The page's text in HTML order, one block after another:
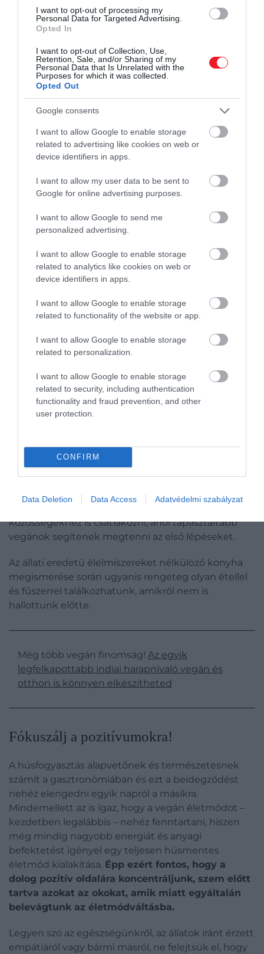
I want to opt-out of processing my
Personal Data for Targeted Advertising.
Opted In
I want to opt-out of Collection, Use,
Retention, Sale, and/or Sharing of my
Personal Data that Is Unrelated with the
Purposes for which it was collected.
Opted Out
Google consents
I want to allow Google to enable storage
related to advertising like cookies on web or
device identifiers in apps.
I want to allow my user data to be sent to
Google for online advertising purposes.
I want to allow Google to send me
personalized advertising.
I want to allow Google to enable storage
related to analytics like cookies on web or
device identifiers in apps.
I want to allow Google to enable storage
related to functionality of the website or app.
I want to allow Google to enable storage
related to personalization.
I want to allow Google to enable storage
related to security, including authentication
functionality and fraud prevention, and other
user protection.
CONFIRM
Data Deletion Data Access Adatvédelmi szabályzat
legnagyobb kihívás a veganizmus útján. A 21.
században ugyanis a családok jellemzően nem arra
vannak berendezkedve, hogy húsmentes ételeket
készítsenek, ígymár a szocializáció során azt
tanuljuk meg, hogy hogyan használjuk fel a
különböző húsokat.
Fotó:Unsplash
Természetesen erre is kiváló lehetőség az internet,
közösségekhez is csatlakozni, ahol tapasztaltabb
vegánok segítenek megtenni az első lépéseket.
Az állati eredetű élelmiszereket nélkülöző konyha
megismerése során ugyanis rengeteg olyan étellel
és fűszerrel találkozhatunk, amikről nem is
hallottunk előtte.
Még több vegán finomság! Az egyik
legfelkapottabb indiai harapnivaló vegán és
otthon is könnyen elkészítheted
Fókuszálj a pozitívumokra!
A húsfogyasztás alapvetőnek és természetesnek
számít a gasztronómiában és ezt a beidegződést
nehéz elengedni egyik napról a másikra.
Mindemellett az is igaz, hogy a vegán életmódot –
kezdetben legalábbis – nehéz fenntartani, hiszen
még mindig nagyobb energiát és anyagi
befektetést igényel egy teljesen húsmentes
életmód kialakítása. Épp ezért fontos, hogy a
dolog pozitív oldalára koncentráljunk, szem előtt
tartva azokat az okokat, amik miatt egyáltalán
belevágtunk az életmódváltásba.
Legyen szó az egészségünkről, az állatok iránt érzett
empátiáról vagy bármi másról, ne felejtsük el, hogy